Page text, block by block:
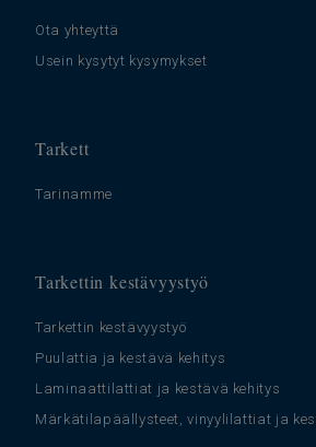
Ota yhteyttä
Usein kysytyt kysymykset
Tarkett
Tarinamme
Tarkettin kestävyystyö
Tarkettin kestävyystyö
Puulattia ja kestävä kehitys
Laminaattilattiat ja kestävä kehitys
Märkätilapäällysteet, vinyylilattiat ja